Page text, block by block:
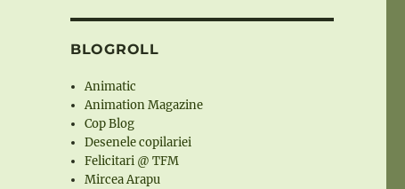
BLOGROLL
Animatic
Animation Magazine
Cop Blog
Desenele copilariei
Felicitari @ TFM
Mircea Arapu